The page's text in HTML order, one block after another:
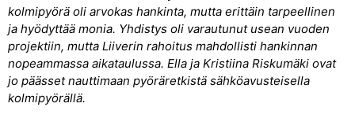
kolmipyörä oli arvokas hankinta, mutta erittäin tarpeellinen
ja hyödyttää monia. Yhdistys oli varautunut usean vuoden
projektiin, mutta Liiverin rahoitus mahdollisti hankinnan
nopeammassa aikataulussa. Ella ja Kristiina Riskumäki ovat
jo päässet nauttimaan pyöräretkistä sähköavusteisella
kolmipyörällä.